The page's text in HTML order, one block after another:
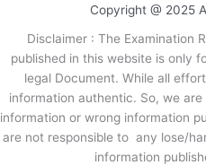
Copyright @ 2025
Disclaimer : The Examination
published in this website is only
legal Document. While all
information authentic. So, we
information or wrong information
are not responsible to any lose/
information